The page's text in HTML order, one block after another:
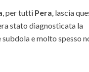
, per tutti Pera , lascia
stato diagnosticata la
e molto spesso